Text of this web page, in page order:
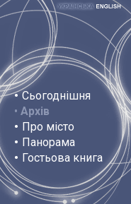
• Сьогоднішня
• Архів
• Про місто
• Панорама
• Гостьова книга